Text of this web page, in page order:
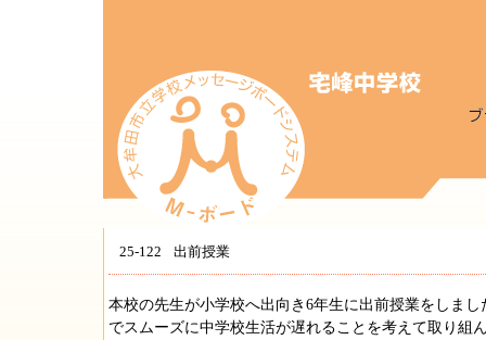
25-122 出前授業
本校の先生が小学校へ出向き6年生に出前授業をしま
でスムーズに中学校生活が遅れることを考えて取り組